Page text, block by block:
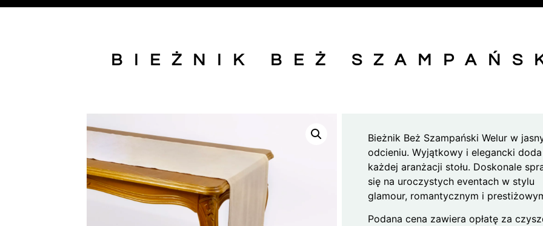
BIEŻNIK BEŻ
Bieżnik Beż Szampański Welur w
odcieniu. Wyjątkowy i elegancki
każdej aranżacji stołu. Doskonale
się na uroczystych eventach w stylu
glamour, romantycznym i
Podana cena zawiera opłatę za